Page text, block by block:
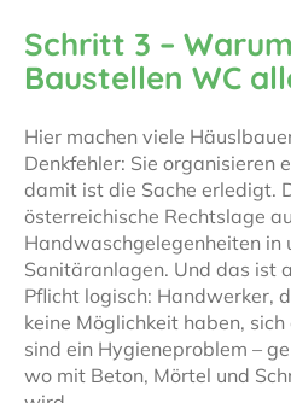
Schritt 3 –
Baustellen WC
Hier machen viele
Denkfehler: Sie organisieren
damit ist die Sache erledigt.
österreichische Rechtslage
Handwaschgelegenheiten
Sanitäranlagen. Und das ist
Pflicht logisch: Handwerker,
keine Möglichkeit haben,
sind ein Hygieneproblem –
wo mit Beton, Mörtel und